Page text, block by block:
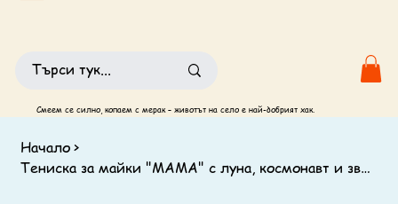
Смеем се силно, копаем с мерак – животът на село е най-добрият хак.
Начало>
Тениска за майки "МАМА" с луна, космонавт и звезди